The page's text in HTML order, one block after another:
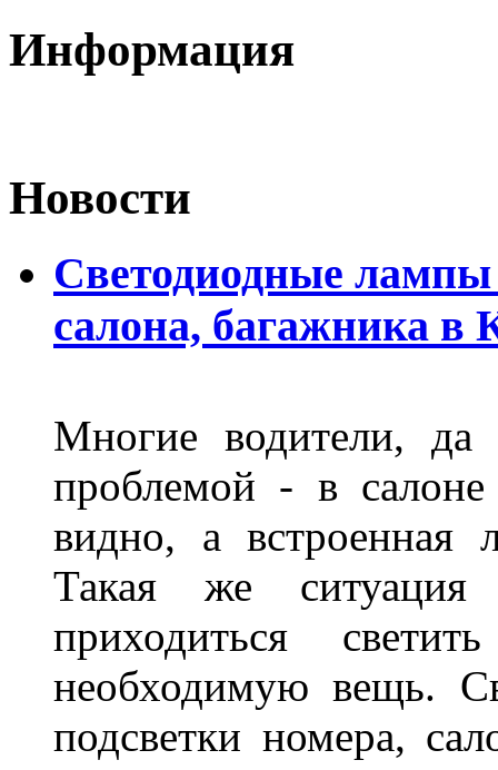
Информация
Новости
Светодиодные лампы
салона, багажника в
Многие водители, да
проблемой - в
видно, а встроенная
Такая же
приходиться
необходимую вещь.
подсветки номера,